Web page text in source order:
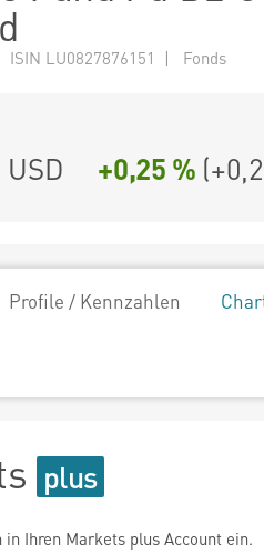
ISIN LU0827876151 | Fonds
+0,25 % (
Profile / Kennzahlen
in Ihren Markets plus Account ein.